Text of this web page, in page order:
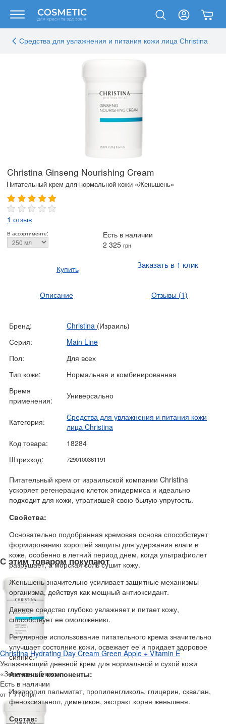
Средства для увлажнения и питания кожи лица Christina
Christina Ginseng Nourishing Cream
Питательный крем для нормальной кожи «Женьшень»
1 отзыв
В ассортименте:
Есть в наличии
2 325 грн
Купить Заказать в 1 клик
Описание Отзывы (1)
Бренд: Christina (Израиль)
Серия:
Main Line
Пол:
Для всех
Тип кожи:
Нормальная и комбинированная
Время
применения:
Универсально
Категория:
Средства для увлажнения и питания кожи
лица Christina
Код товара:
18284
Штрихкод:
7290100361191
Питательный крем от израильской компании Christina
ускоряет регенерацию клеток эпидермиса и идеально
подходит для кожи, утратившей свою былую упругость.
Свойства:
Основательно подобранная кремовая основа способствует
формированию хорошей защиты для удержания влаги в
коже, особенно в летний период днем, когда ультрафиолет
разрушает, а морская соль сушит кожу.
Женьшень значительно усиливает защитные механизмы
организма, действуя как мощный антиоксидант.
Данное средство глубоко увлажняет и питает кожу,
способствует ее омоложению.
Регулярное использование питательного крема значительно
улучшает состояние кожи, освежает ее и придает здоровое
сияние.
Активные компоненты:
Изопропил пальмитат, пропиленгликоль, глицерин, сквалан,
феноксиэтанол, диметикон, экстракт корня женьшеня.
Состав:
С этим товаром покупают
Christina Hydrating Day Cream Green Apple + Vitamin E
Увлажняющий дневной крем для нормальной и сухой кожи
«Зеленое яблоко»
Есть в наличии
от 1 710грн